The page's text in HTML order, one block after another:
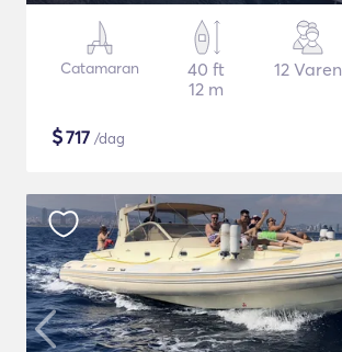
Catamaran
40 ft
12 m
12 Varen
$717 /dag